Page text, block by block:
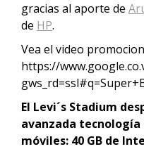
gracias al aporte de
de HP.
Vea el video
https://
El Levi´s Stadium
avanzada tecnología
móviles: 40 GB de